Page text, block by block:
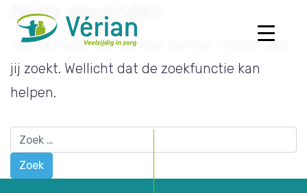
Niets gevonden
Het lijkt erop dat wij niet kunnen vinden wat
jij zoekt. Wellicht dat de zoekfunctie kan
helpen.
Zoek